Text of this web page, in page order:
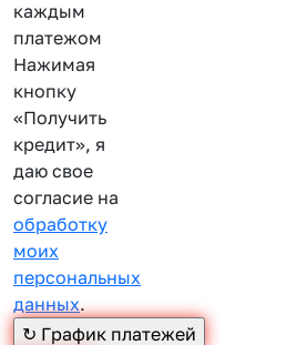
каждым
платежом
Нажимая
кнопку
«Получить
кредит», я
даю свое
согласие на
обработку
моих
персональных
данных.